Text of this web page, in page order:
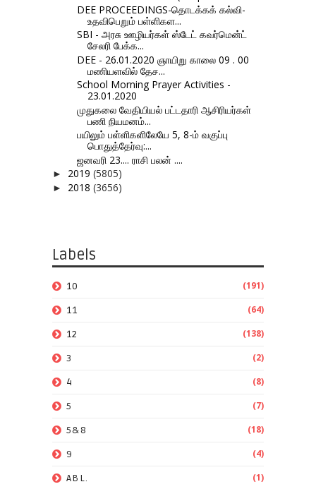
DEE PROCEEDINGS-தொடக்கக் கல்வி-
உதவிபெறும் பள்ளிகள...
SBI - அரசு ஊழியர்கள் ஸ்டேட் கவர்மென்ட்
சேலரி பேக்க...
DEE - 26.01.2020 ஞாயிறு காலை 09 . 00
மணியளவில் தேச...
School Morning Prayer Activities -
23.01.2020
முதுகலை வேதியியல் பட்டதாரி ஆசிரியர்கள்
பணி நியமனம்...
பயிலும் பள்ளிகளிலேயே 5, 8-ம் வகுப்பு
பொதுத்தேர்வு:...
ஜனவரி 23.... ராசி பலன் ....
► 2019 (5805)
► 2018 (3656)
Labels
10 (191)
11 (64)
12 (138)
3 (2)
4 (8)
5 (7)
5&8 (18)
9 (4)
ABL. (1)